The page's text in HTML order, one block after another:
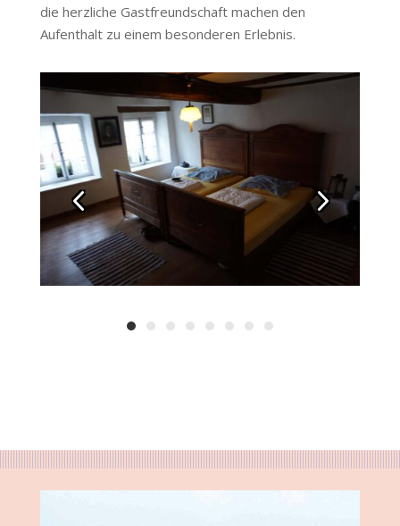
die herzliche Gastfreundschaft machen den
Aufenthalt zu einem besonderen Erlebnis.